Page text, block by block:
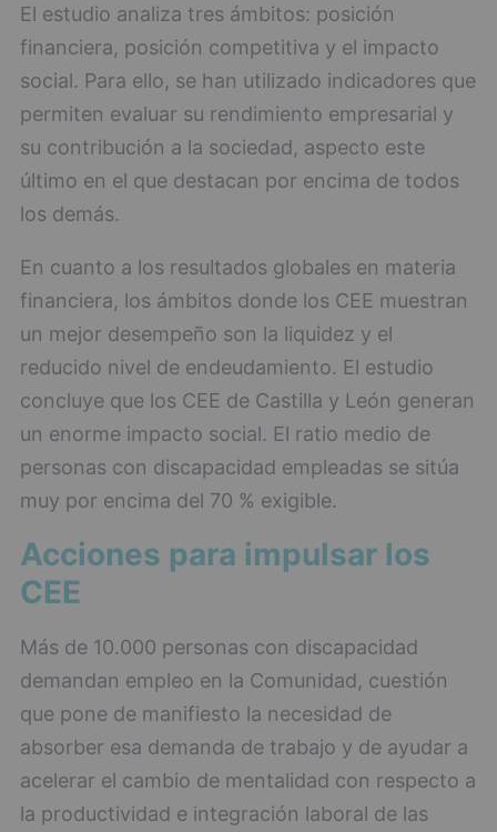
El estudio analiza tres ámbitos: posición
financiera, posición competitiva y el impacto
social. Para ello, se han utilizado indicadores que
permiten evaluar su rendimiento empresarial y
su contribución a la sociedad, aspecto este
último en el que destacan por encima de todos
los demás.
En cuanto a los resultados globales en materia
financiera, los ámbitos donde los CEE muestran
un mejor desempeño son la liquidez y el
reducido nivel de endeudamiento. El estudio
concluye que los CEE de Castilla y León generan
un enorme impacto social. El ratio medio de
personas con discapacidad empleadas se sitúa
muy por encima del 70 % exigible.
Acciones para impulsar los
CEE
Más de 10.000 personas con discapacidad
demandan empleo en la Comunidad, cuestión
que pone de manifiesto la necesidad de
absorber esa demanda de trabajo y de ayudar a
acelerar el cambio de mentalidad con respecto a
la productividad e integración laboral de las